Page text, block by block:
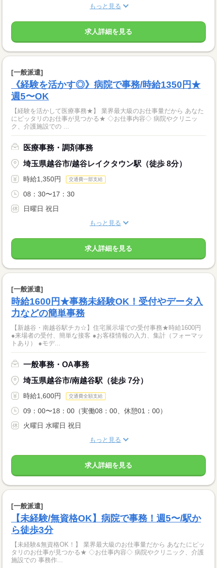
もっと見る
求人詳細を見る
[一般派遣]
《経験を活かす◎》病院で事務/時給1350円★
週5〜OK
【経験を活かして医療事務★】 業界最大級のお仕事量だから あなた
にピッタリのお仕事が見つかる★ ◇お仕事内容◇ 病院やクリニッ
ク、介護施設での ...
医療事務・調剤事務
埼玉県越谷市/越谷レイクタウン駅（徒歩 8分）
時給1,350円 交通費一部支給
08：30〜17：30
日曜日 祝日
もっと見る
求人詳細を見る
[一般派遣]
時給1600円★事務未経験OK！受付やデータ入
力などの簡単事務
【新越谷・南越谷駅チカ☆】住宅展示場での受付事務★時給1600円
●来場者の受付、簡単な接客 ●お客様情報の入力、集計（フォーマッ
トあり） ●モデ...
一般事務・OA事務
埼玉県越谷市/南越谷駅（徒歩 7分）
時給1,600円 交通費全額支給
09：00〜18：00（実働08：00、休憩01：00）
火曜日 水曜日 祝日
もっと見る
求人詳細を見る
[一般派遣]
【未経験/無資格OK】病院で事務！週5〜/駅か
ら徒歩3分
【未経験&無資格OK！】 業界最大級のお仕事量だから あなたにピッ
タリのお仕事が見つかる★ ◇お仕事内容◇ 病院やクリニック、介護
施設での 事務作...